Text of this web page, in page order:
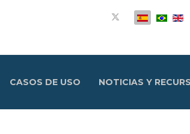
CASOS DE USO NOTICIAS Y